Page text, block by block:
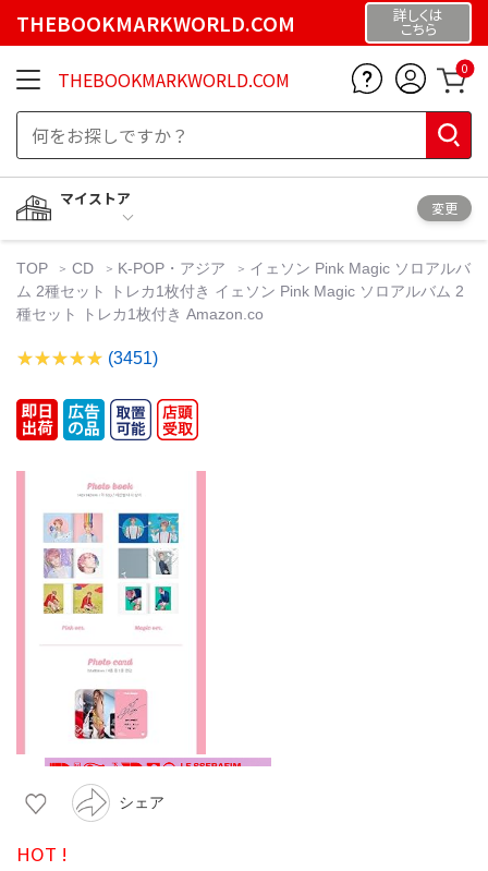
THEBOOKMARKWORLD.COM 詳しくは
こちら
THEBOOKMARKWORLD.COM 0
マイストア
変更
TOP CD K-POP・アジア
イェソン Pink Magic ソロアルバ
ム 2種セット トレカ1枚付き イェソン Pink Magic ソロアルバム 2
種セット トレカ1枚付き Amazon.co
(3451)
シェア
HOT !